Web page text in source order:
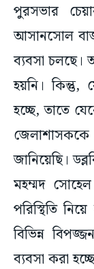
পুরসভার
আসানসোল
ব্যবসা চলছে।
হয়নি। কিন্তু,
হচ্ছে, তাতে
জানিয়েছি।
মহম্মদ
পরিস্থিতি
বিভিন্ন
ব্যবসা করা